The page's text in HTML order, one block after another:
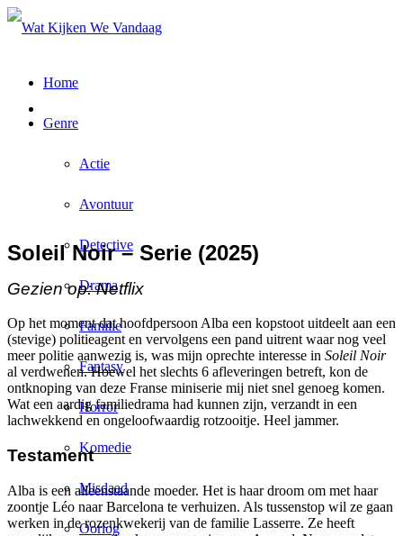
Home
Genre
Actie
Avontuur
Detective
Drama
Familie
Fantasy
Horror
Komedie
Misdaad
Oorlog
Soleil Noir – Serie (2025)
Gezien op: Netflix
Op het moment dat hoofdpersoon Alba een kopstoot uitdeelt aan een
(stevige) politieagent en vervolgens een pand uitrent waar nog veel
meer politie aanwezig is, was mijn oprechte interesse in Soleil Noir
al verdwenen. Hoewel het slechts 6 afleveringen betreft, kon de
ontknoping van deze Franse miniserie mij niet snel genoeg komen.
Wat een aardig familiedrama had kunnen zijn, verzandt in een
lachwekkend en ongeloofwaardig rotzooitje. Heel jammer.
Testament
Alba is een alleenstaande moeder. Het is haar droom om met haar
zoontje Léo naar Barcelona te verhuizen. Als tussenstop wil ze gaan
werken in de rozenkwekerij van de familie Lasserre. Ze heeft